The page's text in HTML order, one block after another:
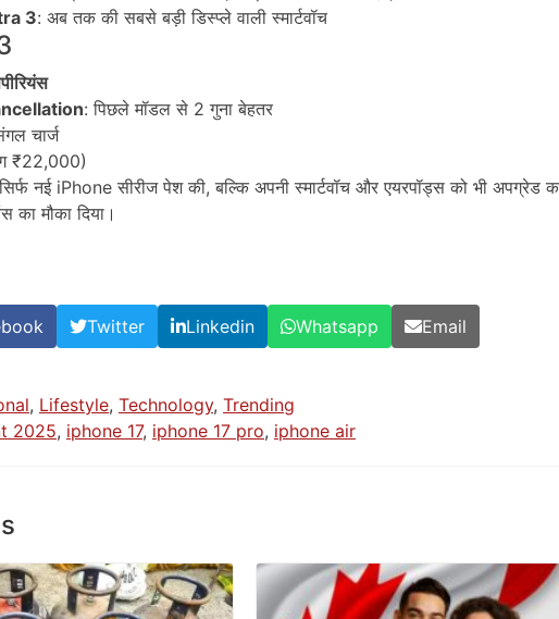
3: अब तक की सबसे बड़ी डिस्प्ले वाली स्मार्टवॉच
: पिछले मॉडल से 2 गुना बेहतर
चार्ज
₹22,000)
नई iPhone सीरीज पेश की, बल्कि अपनी स्मार्टवॉच और एयरपॉड्स को भी अपग्रेड
का मौका दिया।
Twitter Linkedin Whatsapp Email
, Lifestyle, Technology, Trending
2025, iphone 17, iphone 17 pro, iphone air